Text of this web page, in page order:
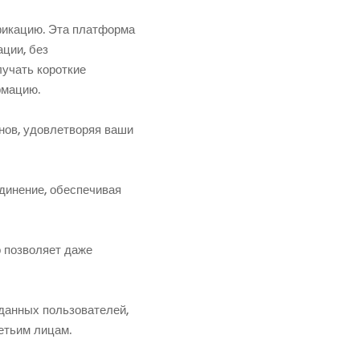
Эта платформа
без
короткие
удовлетворяя ваши
обеспечивая
даже
пользователей,
лицам.